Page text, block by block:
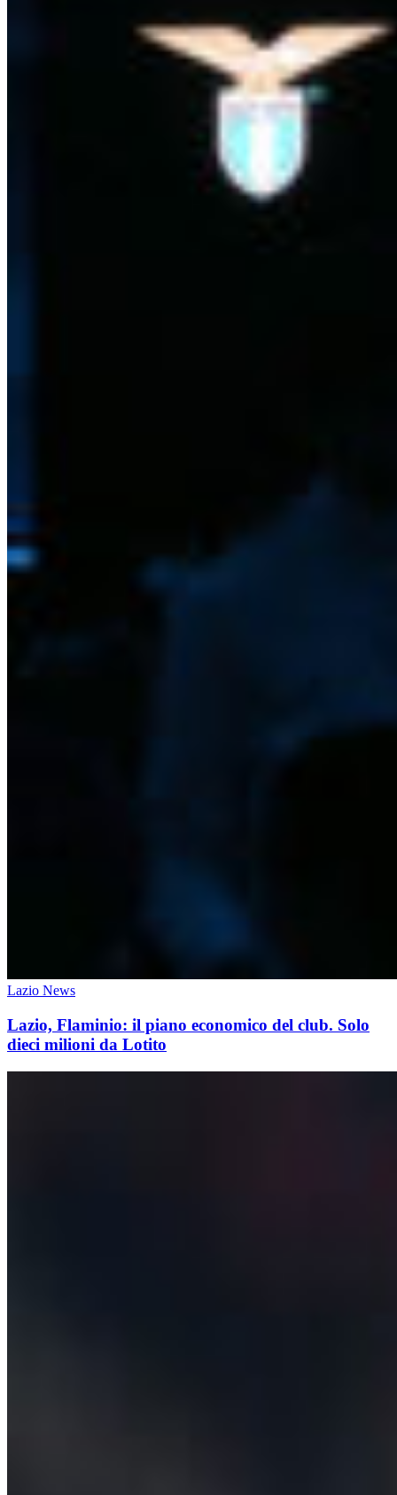
Lazio News
Lazio, Flaminio: il piano economico del club. Solo
dieci milioni da Lotito